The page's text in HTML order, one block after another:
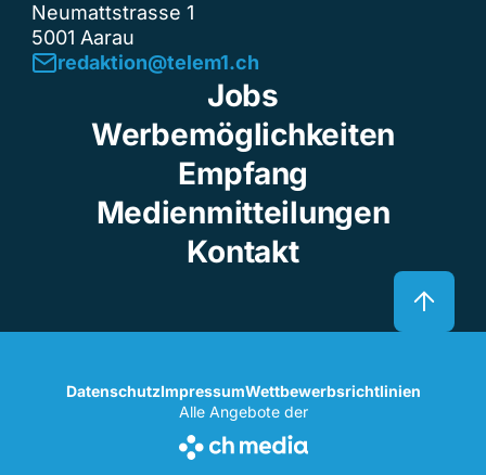
Neumattstrasse 1
5001 Aarau
redaktion@telem1.ch
Jobs
Werbemöglichkeiten
Empfang
Medienmitteilungen
Kontakt
DatenschutzImpressumWettbewerbsrichtlinien
Alle Angebote der